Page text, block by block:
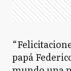
papá